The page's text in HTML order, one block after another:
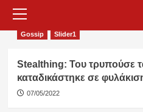
Menu
Gossip Slider1
Stealthing: Του τρυπούσε
καταδικάστηκε σε
07/05/2022